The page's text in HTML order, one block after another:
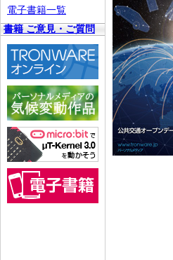
電子書籍一覧
書籍 ご意見・ご質問